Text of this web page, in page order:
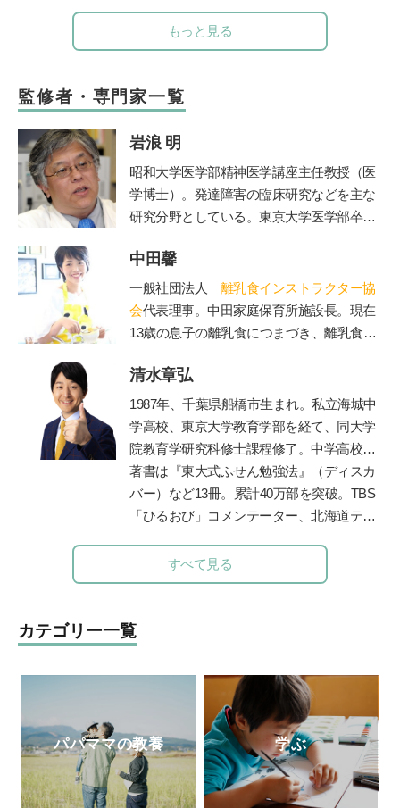
もっと見る
監修者・専門家一覧
岩浪 明
昭和大学医学部精神医学講座主任教授（医
学博士）。発達障害の臨床研究などを主な
研究分野としている。東京大学医学部卒業
東京大学医学部精神医学教室助教授、埼玉
医科大学准教授などを経て、2012年より現
職。2015年より昭和大学附属烏山病院長を
兼任、ADHD専門外来を担当。著書に、ベ
書）など多数。
中田馨
一般社団法人 離乳食インストラクター協
会代表理事。中田家庭保育所施設長。現在
13歳の息子の離乳食につまづき、離乳食を
標」をモットーに、20年の保育士としての
経験を生かしながら赤ちゃんとママに寄り
添う、和食を大切にした「和の離乳食」を
伝えている。保育、講演、執筆などの分野
で活動中。自身が開催する離乳食インスト
ラクター協会2級・1級・養成講座はこれま
で2500人が受講。
清水章弘
1987年、千葉県船橋市生まれ。私立海城中
学高校、東京大学教育学部を経て、同大学
院教育学研究科修士課程修了。中学高校時
代に生徒会長、サッカー部、応援団長、文
化祭実行委員などを経験しながら東京大学
に現役で合格。自身の時間の使い方や効率
で「勉強のやり方」を教える塾プラスティ
ーを起業。創業以来、公教育支援を続けて
バイザー等を務めてきた。
著書は『東大式ふせん勉強法』（ディスカ
バー）など13冊。累計40万部を突破。 TBS
「ひるおび」コメンテーター、北海道テレ
朝日小学生新聞で執筆・連載中。
オで「清水章弘の合格への道」を毎週金曜
」の有料サービスで聴取できます）。
すべて見る
カテゴリー一覧
パパママの教養 学ぶ